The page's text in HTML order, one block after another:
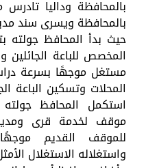
بالمحافظة وداليا
بالمحافظة ويسرى سند
حيث بدأ المحافظ
مستغل موجهًا بسرعة
المحلات وتسكين الباعة
استكمل المحافظ
موقف لخدمة قرى
للموقف القديم
واستغلاله الاستغلال